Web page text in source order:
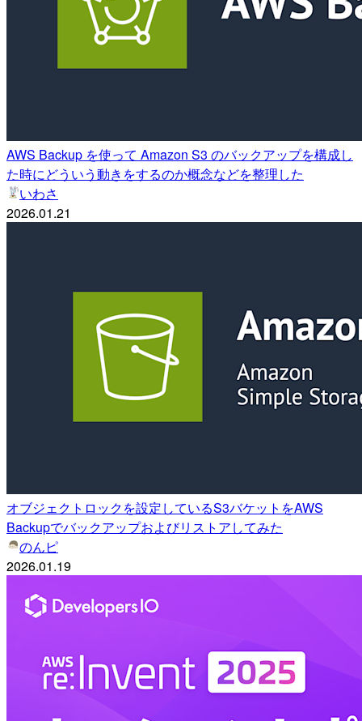
AWS Backup を使って Amazon S3 のバックアップを構成し
た時にどういう動きをするのか概念などを整理した
いわさ
2026.01.21
オブジェクトロックを設定しているS3バケットをAWS
Backupでバックアップおよびリストアしてみた
のんピ
2026.01.19